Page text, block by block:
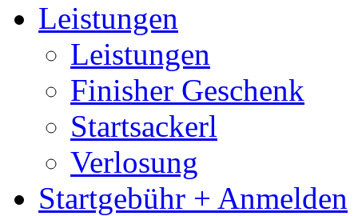
Leistungen
Leistungen
Finisher Geschenk
Startsackerl
Verlosung
Startgebühr + Anmelden